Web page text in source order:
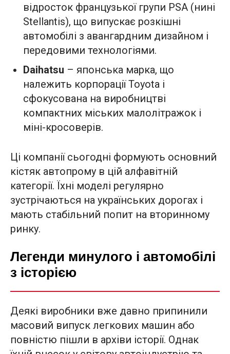
відросток французької групи PSA (нині
Stellantis), що випускає розкішні
автомобілі з авангардним дизайном і
передовими технологіями.
Daihatsu – японська марка, що
належить корпорації Toyota і
сфокусована на виробництві
компактних міських малолітражок і
міні-кросоверів.
Ці компанії сьогодні формують основний
кістяк автопрому в цій алфавітній
категорії. Їхні моделі регулярно
зустрічаються на українських дорогах і
мають стабільний попит на вторинному
ринку.
Легенди минулого і автомобілі
з історією
Деякі виробники вже давно припинили
масовий випуск легкових машин або
повністю пішли в архіви історії. Однак